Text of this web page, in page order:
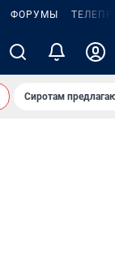
ФОРУМЫ
Сиротам